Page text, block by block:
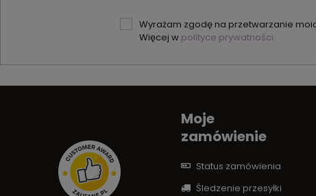
Wyrażam zgodę na przetwarzanie
Więcej w polityce prywatności.
Moje
zamówienie
Status zamówienia
Śledzenie przesyłki